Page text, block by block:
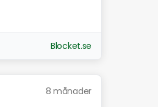
Blocket.se
8 månader